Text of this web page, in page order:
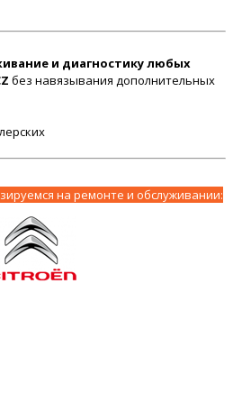
и диагностику любых
без навязывания дополнительных
на ремонте и обслуживании: